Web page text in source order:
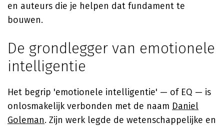
en auteurs die je helpen dat fundament te
bouwen.
De grondlegger van emotionele
intelligentie
Het begrip 'emotionele intelligentie' — of EQ — is
onlosmakelijk verbonden met de naam Daniel
Goleman. Zijn werk legde de wetenschappelijke en